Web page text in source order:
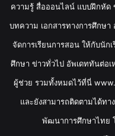
ความรู้ สื่อออนไลน์ แบบฝึกหัด
บทความ เอกสารทางการศึกษ
จัดการเรียนการสอน ให้กับนัก
ศึกษา ข่าวทั่วไป อัพเดททันต่อ
ผู้ช่วย รวมทั้งหมดไว้ที่นี่
และยังสามารถติดตามได้ทา
พัฒนาการศึกษาไทย